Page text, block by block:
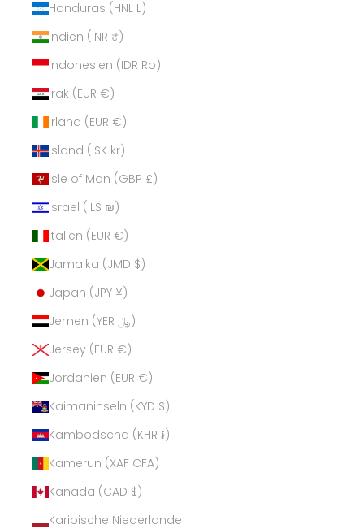
Honduras (HNL L)
Indien (INR ₹)
Indonesien (IDR Rp)
Irak (EUR €)
Irland (EUR €)
Island (ISK kr)
Isle of Man (GBP £)
Israel (ILS ₪)
Italien (EUR €)
Jamaika (JMD $)
Japan (JPY ¥)
Jemen (YER ﷼)
Jersey (EUR €)
Jordanien (EUR €)
Kaimaninseln (KYD $)
Kambodscha (KHR ៛)
Kamerun (XAF CFA)
Kanada (CAD $)
Karibische Niederlande